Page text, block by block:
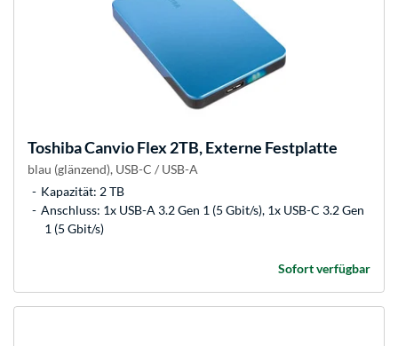
ToshibaCanvio Flex 2TB, Externe Festplatte
blau (glänzend), USB-C / USB-A
Kapazität: 2 TB
Anschluss: 1x USB-A 3.2 Gen 1 (5 Gbit/s), 1x USB-C 3.2 Gen
1 (5 Gbit/s)
Sofort verfügbar